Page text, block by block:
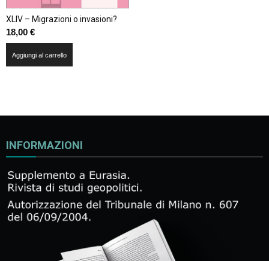
XLIV – Migrazioni o invasioni?
18,00 €
Aggiungi al carrello
INFORMAZIONI